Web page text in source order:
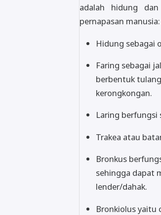
adalah hidung
pernapasan manusia:
Hidung sebagai
Faring sebagai
berbentuk
kerongkongan.
Laring berfungsi
Trakea atau
Bronkus
sehingga dapat
lender/dahak.
Bronkiolus yaitu